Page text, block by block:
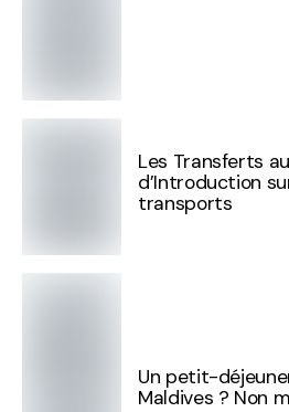
Les Transferts
d’Introduction
transports
Un petit-
Maldives ? Non